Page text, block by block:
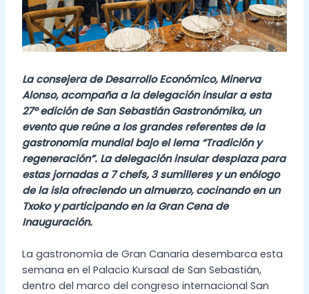
La consejera de Desarrollo Económico, Minerva
Alonso, acompaña a la delegación insular a esta
27º edición de San Sebastián Gastronómika, un
evento que reúne a los grandes referentes de la
gastronomía mundial bajo el lema “Tradición y
regeneración”. La delegación insular desplaza para
estas jornadas a 7 chefs, 3 sumilleres y un enólogo
de la isla ofreciendo un almuerzo, cocinando en un
Txoko y participando en la Gran Cena de
Inauguración.
La gastronomía de Gran Canaria desembarca esta
semana en el Palacio Kursaal de San Sebastián,
dentro del marco del congreso internacional San